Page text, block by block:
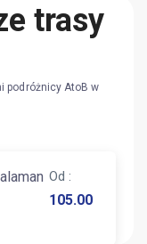
trasy
podróżnicy AtoB w
Od :
105.00